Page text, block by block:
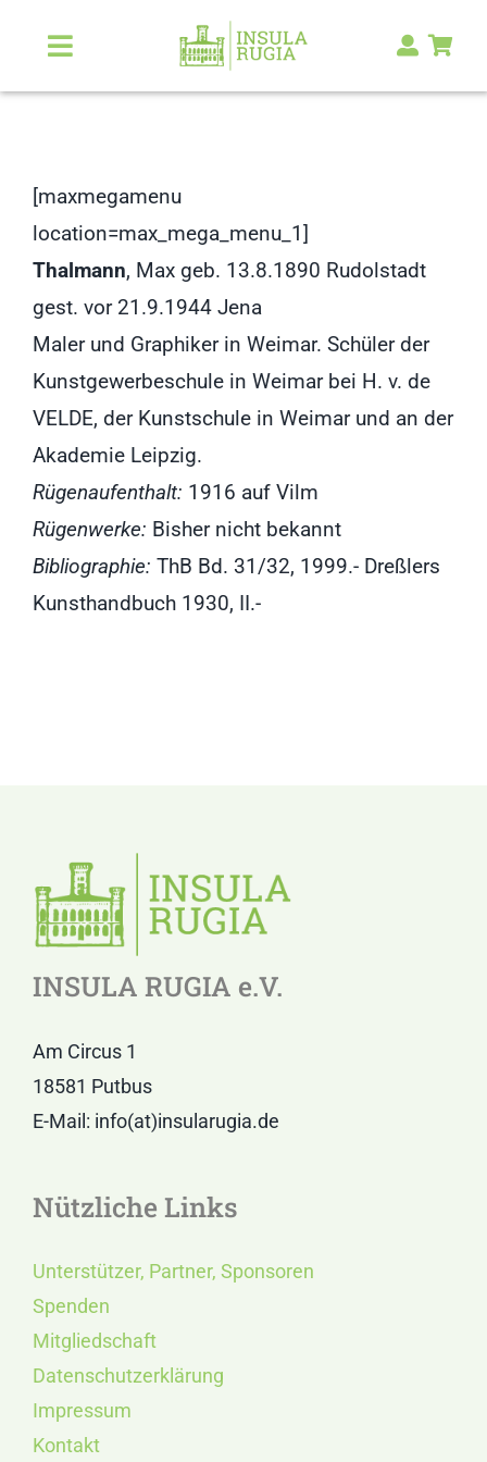
Inhalt
springen
Toggle
Navigation
Malerlexikon
RUGIA Shop
[maxmegamenu
location=max_mega_menu_1]
Thalmann, Max geb. 13.8.1890 Rudolstadt
gest. vor 21.9.1944 Jena
Maler und Graphiker in Weimar. Schüler der
Kunstgewerbeschule in Weimar bei H. v. de
VELDE, der Kunstschule in Weimar und an der
Akademie Leipzig.
Rügenaufenthalt: 1916 auf Vilm
Rügenwerke: Bisher nicht bekannt
Bibliographie: ThB Bd. 31/32, 1999.- Dreßlers
Kunsthandbuch 1930, II.-
INSULA RUGIA e.V.
Am Circus 1
18581 Putbus
E-Mail: info(at)insularugia.de
Nützliche Links
Unterstützer, Partner, Sponsoren
Spenden
Mitgliedschaft
Datenschutzerklärung
Impressum
Kontakt